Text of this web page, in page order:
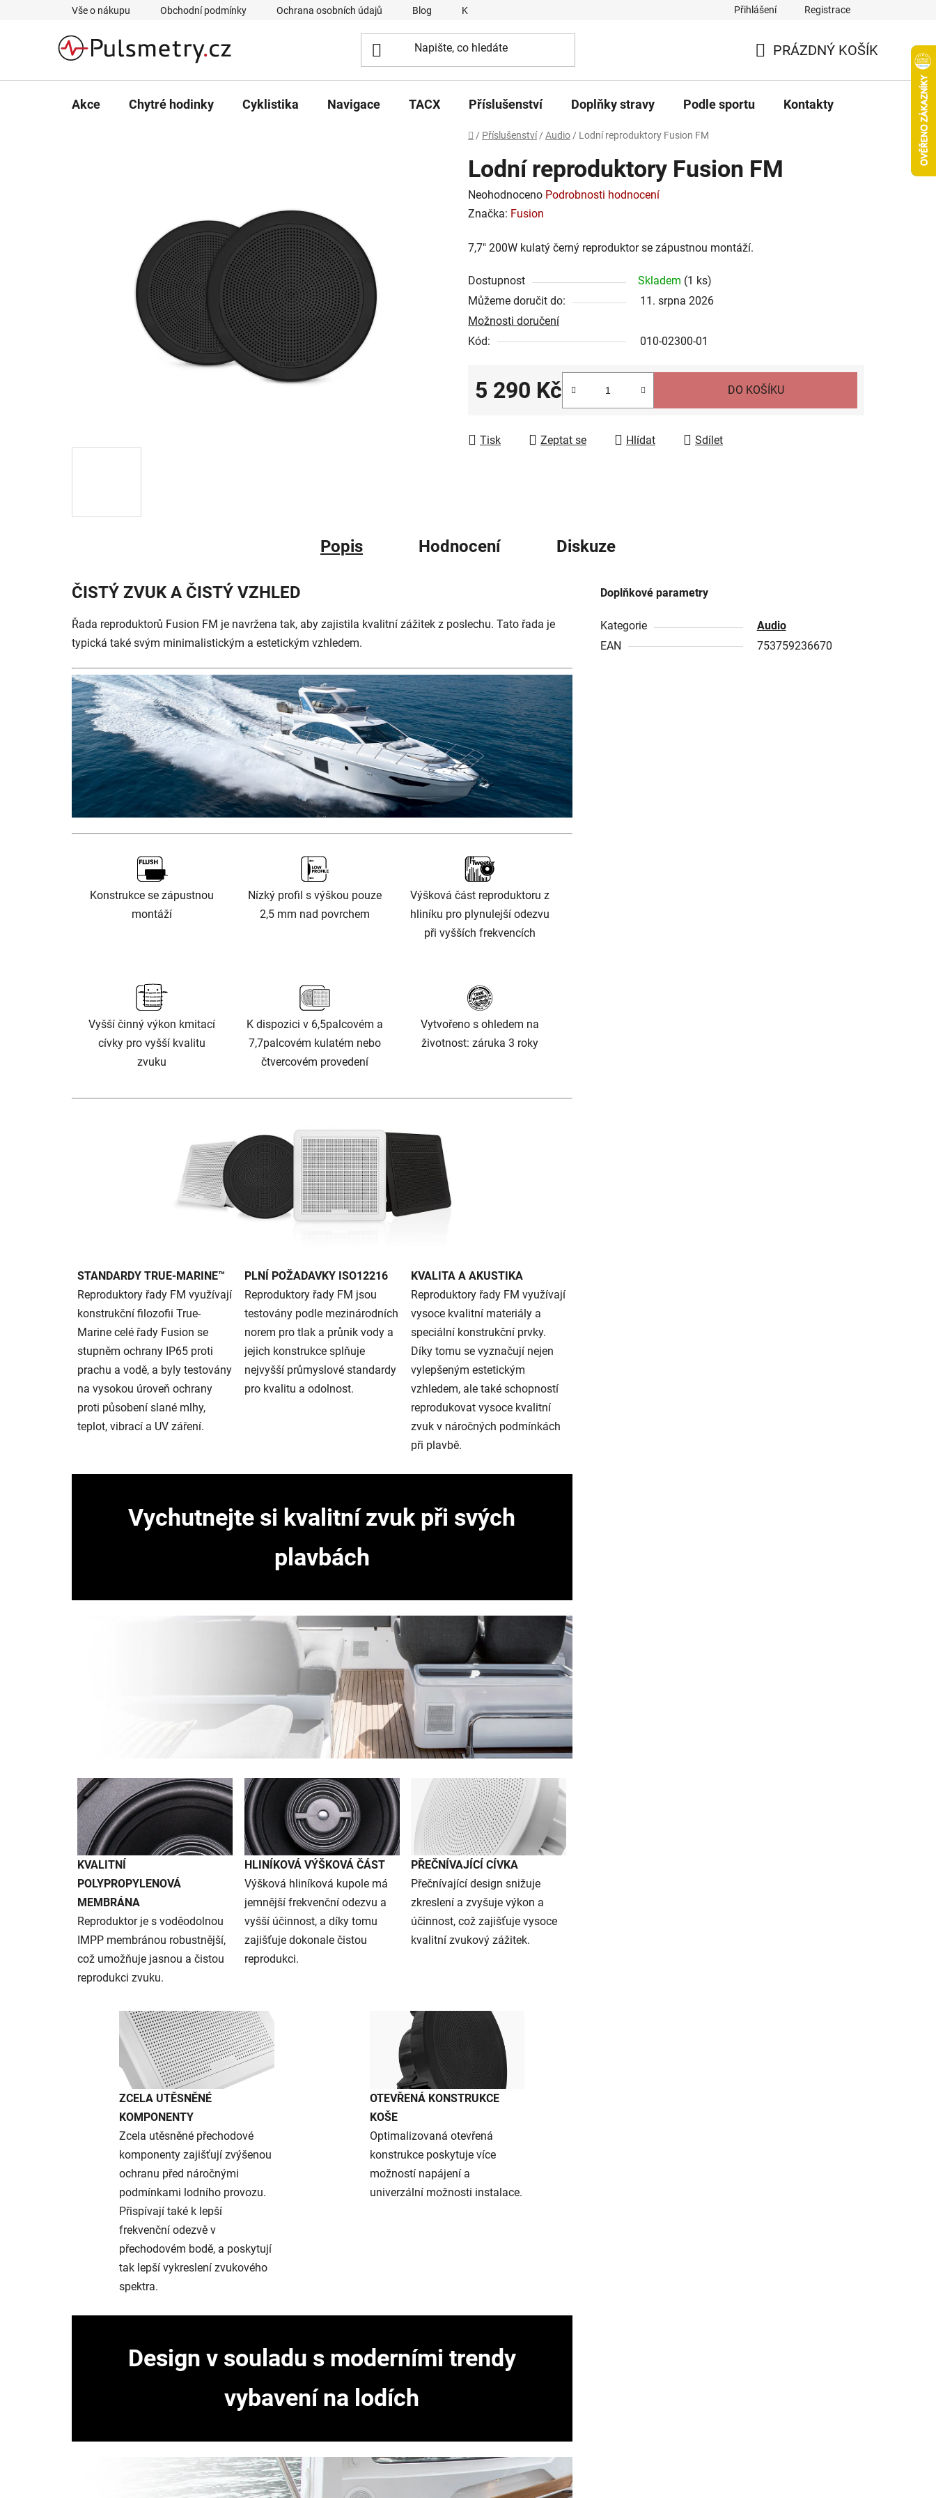
Vše o nákupu Obchodní podmínky Ochrana osobních údajů Blog Kontakty Přihlášení Registrace
KOŠÍK
PRÁZDNÝ KOŠÍK
Akce Chytré hodinky Cyklistika Navigace TACX Příslušenství Doplňky stravy Podle sportu Kontakty
Domů
/ Příslušenství / Audio / Lodní reproduktory Fusion FM
Lodní reproduktory Fusion FM
Průměrné
hodnocení
je
z
5
hvězdiček.
Neohodnoceno Podrobnosti hodnocení
Značka: Fusion
7,7" 200W kulatý černý reproduktor se zápustnou montáží.
Dostupnost Skladem (1 ks)
Můžeme doručit do:
11. srpna 2026
Možnosti doručení
Kód:
010-02300-01
5 290 Kč DO KOŠÍKU
Tisk Zeptat se Hlídat Sdílet
Popis Hodnocení Diskuze
ČISTÝ ZVUK A ČISTÝ VZHLED
Řada reproduktorů Fusion FM je navržena tak, aby zajistila kvalitní zážitek z poslechu. Tato řada je
typická také svým minimalistickým a estetickým vzhledem.
Konstrukce se zápustnou
montáží
Nízký profil s výškou pouze
2,5 mm nad povrchem
Výšková část reproduktoru z
hliníku pro plynulejší odezvu
při vyšších frekvencích
Vyšší činný výkon kmitací
cívky pro vyšší kvalitu
zvuku
K dispozici v 6,5palcovém a
7,7palcovém kulatém nebo
čtvercovém provedení
Vytvořeno s ohledem na
životnost: záruka 3 roky
STANDARDY TRUE-MARINE™
Reproduktory řady FM využívají
konstrukční filozofii True-
Marine celé řady Fusion se
stupněm ochrany IP65 proti
prachu a vodě, a byly testovány
na vysokou úroveň ochrany
proti působení slané mlhy,
teplot, vibrací a UV záření.
PLNÍ POŽADAVKY ISO12216
Reproduktory řady FM jsou
testovány podle mezinárodních
norem pro tlak a průnik vody a
jejich konstrukce splňuje
nejvyšší průmyslové standardy
pro kvalitu a odolnost.
KVALITA A AKUSTIKA
Reproduktory řady FM využívají
vysoce kvalitní materiály a
speciální konstrukční prvky.
Díky tomu se vyznačují nejen
vylepšeným estetickým
vzhledem, ale také schopností
reprodukovat vysoce kvalitní
zvuk v náročných podmínkách
při plavbě.
Vychutnejte si kvalitní zvuk při svých
plavbách
KVALITNÍ
POLYPROPYLENOVÁ
MEMBRÁNA
Reproduktor je s voděodolnou
IMPP membránou robustnější,
což umožňuje jasnou a čistou
reprodukci zvuku.
HLINÍKOVÁ VÝŠKOVÁ ČÁST
Výšková hliníková kupole má
jemnější frekvenční odezvu a
vyšší účinnost, a díky tomu
zajišťuje dokonale čistou
reprodukci.
PŘEČNÍVAJÍCÍ CÍVKA
Přečnívající design snižuje
zkreslení a zvyšuje výkon a
účinnost, což zajišťuje vysoce
kvalitní zvukový zážitek.
ZCELA UTĚSNĚNÉ
KOMPONENTY
Zcela utěsněné přechodové
komponenty zajišťují zvýšenou
ochranu před náročnými
podmínkami lodního provozu.
Přispívají také k lepší
frekvenční odezvě v
přechodovém bodě, a poskytují
tak lepší vykreslení zvukového
spektra.
OTEVŘENÁ KONSTRUKCE
KOŠE
Optimalizovaná otevřená
konstrukce poskytuje více
možností napájení a
univerzální možnosti instalace.
Design v souladu s moderními trendy
vybavení na lodích
Doplňkové parametry
Kategorie
Audio
EAN
753759236670